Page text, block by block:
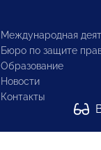
Международная
Бюро по защите
Образование
Новости
Контакты